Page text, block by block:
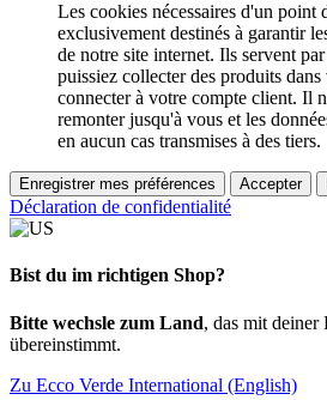
Les cookies nécessaires d'un point
exclusivement destinés à garantir
de notre site internet. Ils servent
puissiez collecter des produits
connecter à votre compte client. Il
remonter jusqu'à vous et les
en aucun cas transmises à des tiers.
Enregistrer mes préférences Accepter
Déclaration de confidentialité
Bist du im richtigen Shop?
Bitte wechsle zum Land, das mit deiner
übereinstimmt.
Zu Ecco Verde International (English)